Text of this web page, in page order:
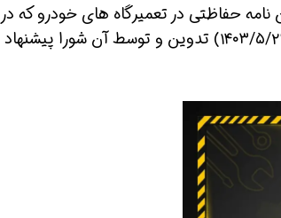
ایران، آیین نامه حفاظتی در تعمیرگاه های خودرو که در
یکصد و هشتاد و نهمین جلسه شورای عالی حفاظت فنی مورخ (۱۴۰۳/۵/۲۹) تدوین و توسط آن